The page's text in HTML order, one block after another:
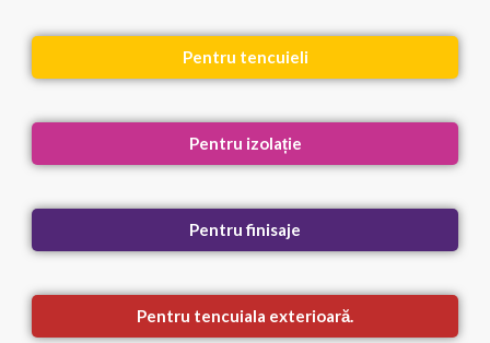
Pentru tencuieli
Pentru izolație
Pentru finisaje
Pentru tencuiala exterioară.